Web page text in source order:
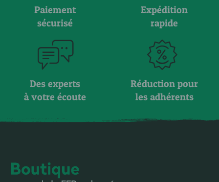
Paiement
sécurisé
Expédition
rapide
Des experts
à votre écoute
Réduction pour
les adhérents